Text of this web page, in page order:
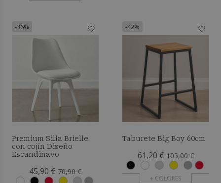
-36%
Premium Silla Brielle
con cojín Diseño
Escandinavo
45,90 € 70,90 €
-42%
Taburete Big Boy 60cm
61,20 € 105,00 €
+ COLORES